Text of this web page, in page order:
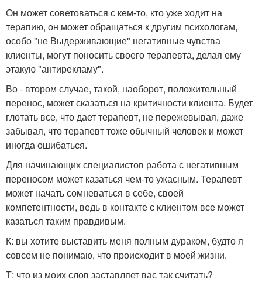
Он может советоваться с кем-то, кто уже ходит на
терапию, он может обращаться к другим психологам,
особо "не Выдерживающие" негативные чувства
клиенты, могут поносить своего терапевта, делая ему
этакую "антирекламу".
Во - втором случае, такой, наоборот, положительный
перенос, может сказаться на критичности клиента. Будет
глотать все, что дает терапевт, не пережевывая, даже
забывая, что терапевт тоже обычный человек и может
иногда ошибаться.
Для начинающих специалистов работа с негативным
переносом может казаться чем-то ужасным. Терапевт
может начать сомневаться в себе, своей
компетентности, ведь в контакте с клиентом все может
казаться таким правдивым.
К: вы хотите выставить меня полным дураком, будто я
совсем не понимаю, что происходит в моей жизни.
Т: что из моих слов заставляет вас так считать?